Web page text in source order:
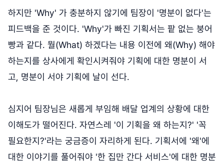
하지만 'Why' 가 충분하지 않기에 팀장이 '명분이 없다'는
피드백을 준 것이다. 'Why'가 빠진 기획서는 팥 없는 붕어
빵과 같다. 뭘(What) 하겠다는 내용 이전에 왜(Why) 해야
하는지를 상사에게 확인시켜줘야 기획에 대한 명분이 서
고, 명분이 서야 기획에 날이 선다.
심지어 팀장님은 새롭게 부임해 배달 업계의 상황에 대한
이해도가 떨어진다. 자연스레 '이 기획을 왜 하는지?' '꼭
필요한지?'라는 궁금증이 자리하게 된다. 기획서에 '왜'에
대한 이야기를 풀어줘야 '한 집만 간다 서비스'에 대한 명분